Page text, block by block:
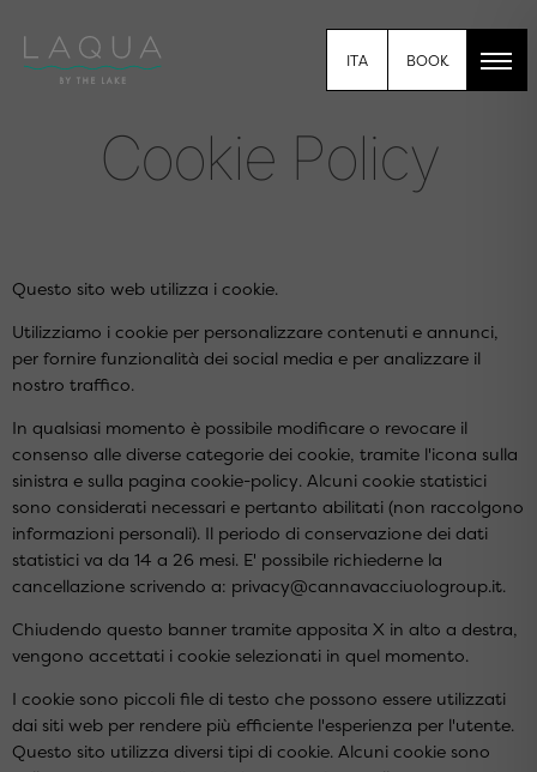
ITA BOOK
Cookie Policy
Questo sito web utilizza i cookie.
Utilizziamo i cookie per personalizzare contenuti e annunci,
per fornire funzionalità dei social media e per analizzare il
nostro traffico.
In qualsiasi momento è possibile modificare o revocare il
consenso alle diverse categorie dei cookie, tramite l'icona sulla
sinistra e sulla pagina cookie-policy. Alcuni cookie statistici
sono considerati necessari e pertanto abilitati (non raccolgono
informazioni personali). Il periodo di conservazione dei dati
statistici va da 14 a 26 mesi. E' possibile richiederne la
cancellazione scrivendo a: privacy@cannavacciuologroup.it.
Chiudendo questo banner tramite apposita X in alto a destra,
vengono accettati i cookie selezionati in quel momento.
I cookie sono piccoli file di testo che possono essere utilizzati
dai siti web per rendere più efficiente l'esperienza per l'utente.
Questo sito utilizza diversi tipi di cookie. Alcuni cookie sono